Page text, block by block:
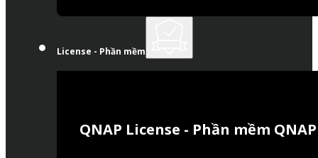
License - Phần mềm
QNAP License - Phần mềm QNAP